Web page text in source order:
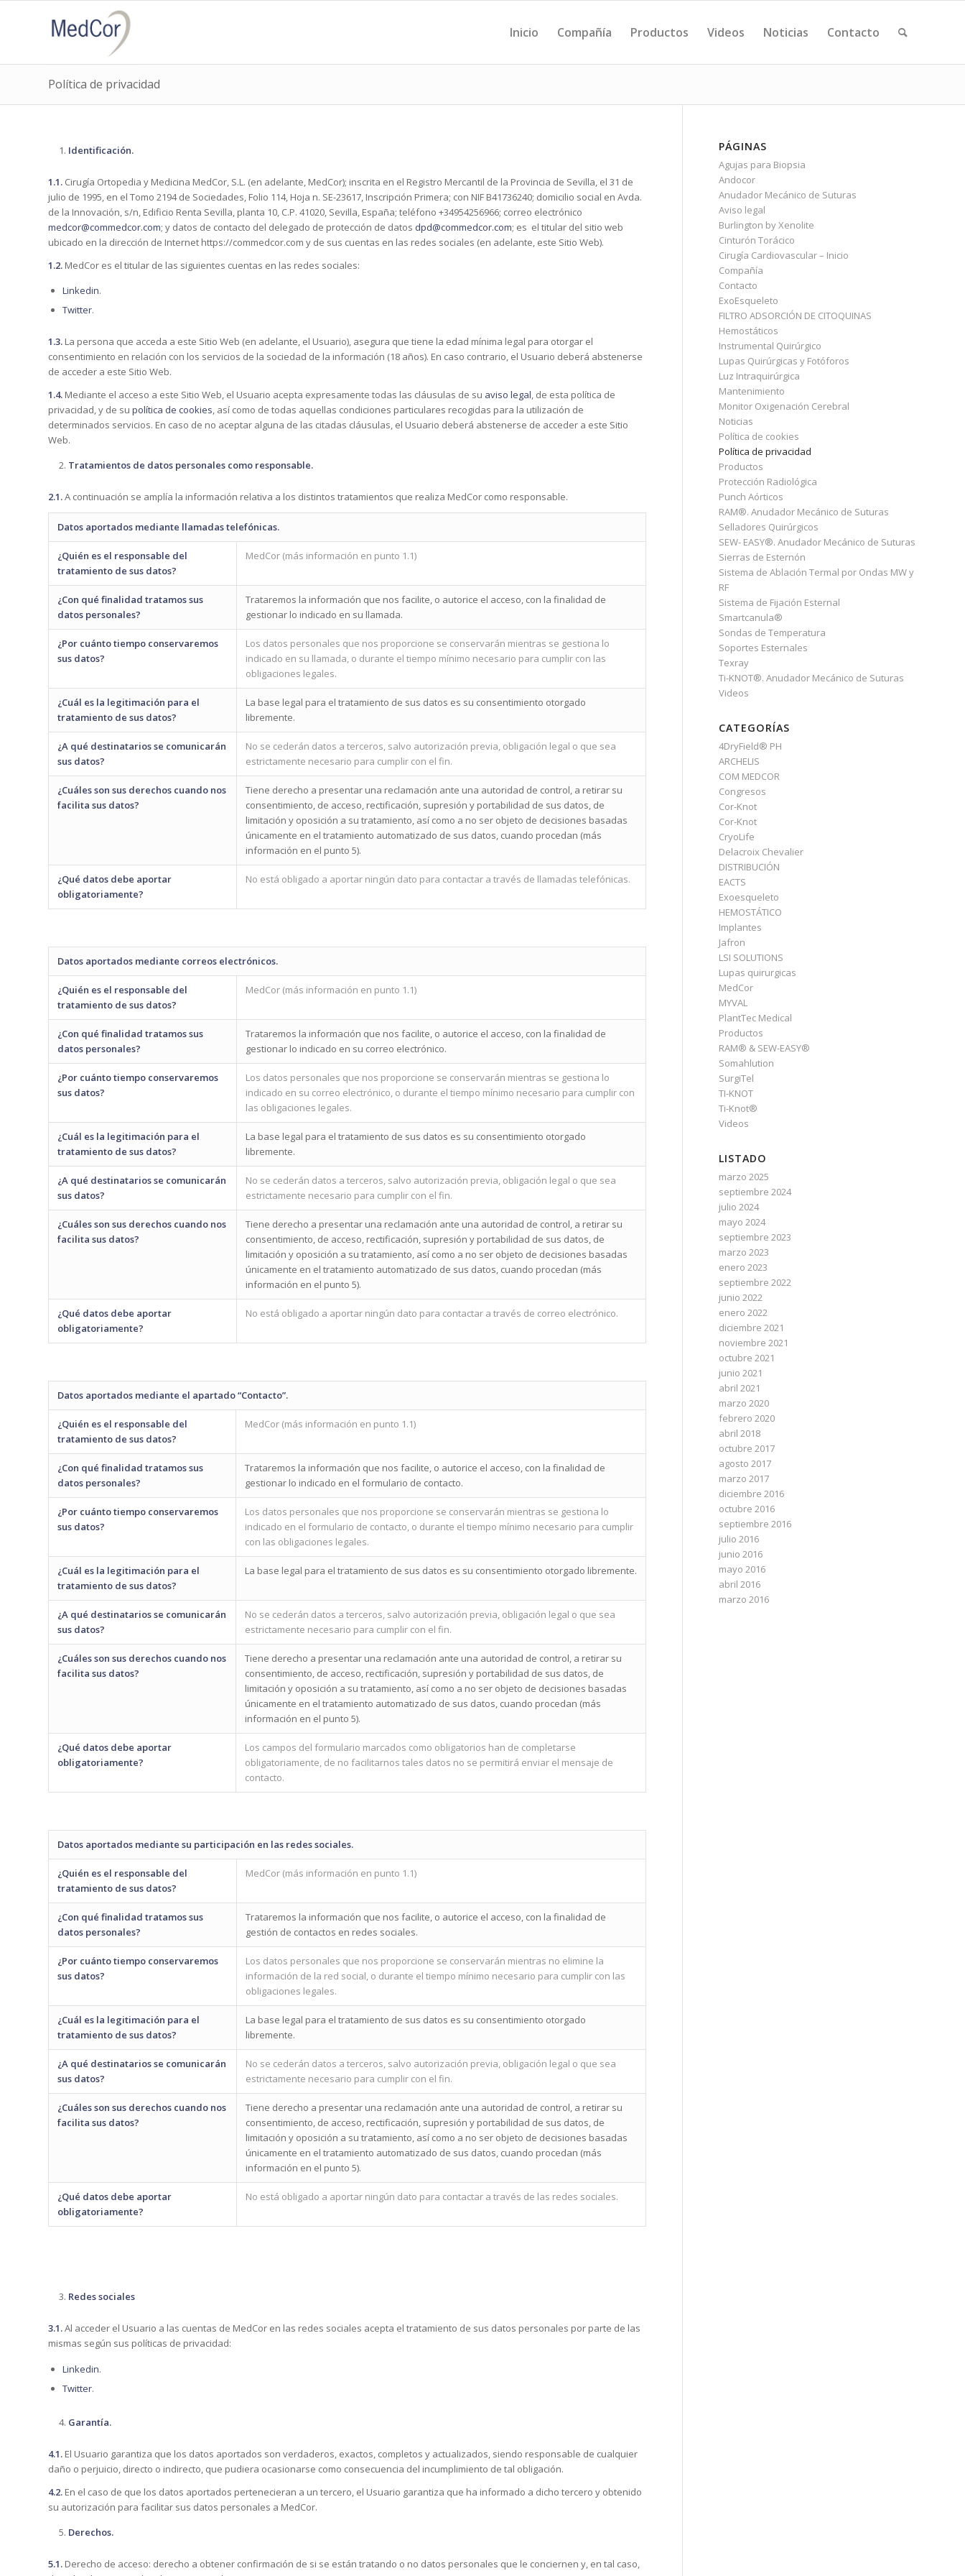
Inicio Compañía Productos Videos Noticias Contacto
Política de privacidad
Identificación.
1.1. Cirugía Ortopedia y Medicina MedCor, S.L. (en adelante, MedCor); inscrita en el Registro Mercantil de la Provincia de Sevilla, el 31 de
julio de 1995, en el Tomo 2194 de Sociedades, Folio 114, Hoja n. SE-23617, Inscripción Primera; con NIF B41736240; domicilio social en Avda.
de la Innovación, s/n, Edificio Renta Sevilla, planta 10, C.P. 41020, Sevilla, España; teléfono +34954256966; correo electrónico
medcor@commedcor.com; y datos de contacto del delegado de protección de datos dpd@commedcor.com; es el titular del sitio web
ubicado en la dirección de Internet https://commedcor.com y de sus cuentas en las redes sociales (en adelante, este Sitio Web).
1.2. MedCor es el titular de las siguientes cuentas en las redes sociales:
Linkedin.
Twitter.
1.3. La persona que acceda a este Sitio Web (en adelante, el Usuario), asegura que tiene la edad mínima legal para otorgar el
consentimiento en relación con los servicios de la sociedad de la información (18 años). En caso contrario, el Usuario deberá abstenerse
de acceder a este Sitio Web.
1.4. Mediante el acceso a este Sitio Web, el Usuario acepta expresamente todas las cláusulas de su aviso legal, de esta política de
privacidad, y de su política de cookies, así como de todas aquellas condiciones particulares recogidas para la utilización de
determinados servicios. En caso de no aceptar alguna de las citadas cláusulas, el Usuario deberá abstenerse de acceder a este Sitio
Web.
Tratamientos de datos personales como responsable.
2.1.A continuación se amplía la información relativa a los distintos tratamientos que realiza MedCor como responsable.
Datos aportados mediante llamadas telefónicas.
¿Quién es el responsable del
tratamiento de sus datos?
MedCor (más información en punto 1.1)
¿Con qué finalidad tratamos sus
datos personales?
Trataremos la información que nos facilite, o autorice el acceso, con la finalidad de
gestionar lo indicado en su llamada.
¿Por cuánto tiempo conservaremos
sus datos?
Los datos personales que nos proporcione se conservarán mientras se gestiona lo
indicado en su llamada, o durante el tiempo mínimo necesario para cumplir con las
obligaciones legales.
¿Cuál es la legitimación para el
tratamiento de sus datos?
La base legal para el tratamiento de sus datos es su consentimiento otorgado
libremente.
¿A qué destinatarios se comunicarán
sus datos?
No se cederán datos a terceros, salvo autorización previa, obligación legal o que sea
estrictamente necesario para cumplir con el fin.
¿Cuáles son sus derechos cuando nos
facilita sus datos?
Tiene derecho a presentar una reclamación ante una autoridad de control, a retirar su
consentimiento, de acceso, rectificación, supresión y portabilidad de sus datos, de
limitación y oposición a su tratamiento, así como a no ser objeto de decisiones basadas
únicamente en el tratamiento automatizado de sus datos, cuando procedan (más
información en el punto 5).
¿Qué datos debe aportar
obligatoriamente?
No está obligado a aportar ningún dato para contactar a través de llamadas telefónicas.
Datos aportados mediante correos electrónicos.
¿Quién es el responsable del
tratamiento de sus datos?
MedCor (más información en punto 1.1)
¿Con qué finalidad tratamos sus
datos personales?
Trataremos la información que nos facilite, o autorice el acceso, con la finalidad de
gestionar lo indicado en su correo electrónico.
¿Por cuánto tiempo conservaremos
sus datos?
Los datos personales que nos proporcione se conservarán mientras se gestiona lo
indicado en su correo electrónico, o durante el tiempo mínimo necesario para cumplir con
las obligaciones legales.
¿Cuál es la legitimación para el
tratamiento de sus datos?
La base legal para el tratamiento de sus datos es su consentimiento otorgado
libremente.
¿A qué destinatarios se comunicarán
sus datos?
No se cederán datos a terceros, salvo autorización previa, obligación legal o que sea
estrictamente necesario para cumplir con el fin.
¿Cuáles son sus derechos cuando nos
facilita sus datos?
Tiene derecho a presentar una reclamación ante una autoridad de control, a retirar su
consentimiento, de acceso, rectificación, supresión y portabilidad de sus datos, de
limitación y oposición a su tratamiento, así como a no ser objeto de decisiones basadas
únicamente en el tratamiento automatizado de sus datos, cuando procedan (más
información en el punto 5).
¿Qué datos debe aportar
obligatoriamente?
No está obligado a aportar ningún dato para contactar a través de correo electrónico.
Datos aportados mediante el apartado “Contacto”.
¿Quién es el responsable del
tratamiento de sus datos?
MedCor (más información en punto 1.1)
¿Con qué finalidad tratamos sus
datos personales?
Trataremos la información que nos facilite, o autorice el acceso, con la finalidad de
gestionar lo indicado en el formulario de contacto.
¿Por cuánto tiempo conservaremos
sus datos?
Los datos personales que nos proporcione se conservarán mientras se gestiona lo
indicado en el formulario de contacto, o durante el tiempo mínimo necesario para cumplir
con las obligaciones legales.
¿Cuál es la legitimación para el
tratamiento de sus datos?
La base legal para el tratamiento de sus datos es su consentimiento otorgado libremente.
¿A qué destinatarios se comunicarán
sus datos?
No se cederán datos a terceros, salvo autorización previa, obligación legal o que sea
estrictamente necesario para cumplir con el fin.
¿Cuáles son sus derechos cuando nos
facilita sus datos?
Tiene derecho a presentar una reclamación ante una autoridad de control, a retirar su
consentimiento, de acceso, rectificación, supresión y portabilidad de sus datos, de
limitación y oposición a su tratamiento, así como a no ser objeto de decisiones basadas
únicamente en el tratamiento automatizado de sus datos, cuando procedan (más
información en el punto 5).
¿Qué datos debe aportar
obligatoriamente?
Los campos del formulario marcados como obligatorios han de completarse
obligatoriamente, de no facilitarnos tales datos no se permitirá enviar el mensaje de
contacto.
Datos aportados mediante su participación en las redes sociales.
¿Quién es el responsable del
tratamiento de sus datos?
MedCor (más información en punto 1.1)
¿Con qué finalidad tratamos sus
datos personales?
Trataremos la información que nos facilite, o autorice el acceso, con la finalidad de
gestión de contactos en redes sociales.
¿Por cuánto tiempo conservaremos
sus datos?
Los datos personales que nos proporcione se conservarán mientras no elimine la
información de la red social, o durante el tiempo mínimo necesario para cumplir con las
obligaciones legales.
¿Cuál es la legitimación para el
tratamiento de sus datos?
La base legal para el tratamiento de sus datos es su consentimiento otorgado
libremente.
¿A qué destinatarios se comunicarán
sus datos?
No se cederán datos a terceros, salvo autorización previa, obligación legal o que sea
estrictamente necesario para cumplir con el fin.
¿Cuáles son sus derechos cuando nos
facilita sus datos?
Tiene derecho a presentar una reclamación ante una autoridad de control, a retirar su
consentimiento, de acceso, rectificación, supresión y portabilidad de sus datos, de
limitación y oposición a su tratamiento, así como a no ser objeto de decisiones basadas
únicamente en el tratamiento automatizado de sus datos, cuando procedan (más
información en el punto 5).
¿Qué datos debe aportar
obligatoriamente?
No está obligado a aportar ningún dato para contactar a través de las redes sociales.
Redes sociales
3.1.Al acceder el Usuario a las cuentas de MedCor en las redes sociales acepta el tratamiento de sus datos personales por parte de las
mismas según sus políticas de privacidad:
Linkedin.
Twitter.
Garantía.
4.1. El Usuario garantiza que los datos aportados son verdaderos, exactos, completos y actualizados, siendo responsable de cualquier
daño o perjuicio, directo o indirecto, que pudiera ocasionarse como consecuencia del incumplimiento de tal obligación.
4.2. En el caso de que los datos aportados pertenecieran a un tercero, el Usuario garantiza que ha informado a dicho tercero y obtenido
su autorización para facilitar sus datos personales a MedCor.
Derechos.
5.1. Derecho de acceso: derecho a obtener confirmación de si se están tratando o no datos personales que le conciernen y, en tal caso,
PÁGINAS
Agujas para Biopsia
Andocor
Anudador Mecánico de Suturas
Aviso legal
Burlington by Xenolite
Cinturón Torácico
Cirugía Cardiovascular – Inicio
Compañía
Contacto
ExoEsqueleto
FILTRO ADSORCIÓN DE CITOQUINAS
Hemostáticos
Instrumental Quirúrgico
Lupas Quirúrgicas y Fotóforos
Luz Intraquirúrgica
Mantenimiento
Monitor Oxigenación Cerebral
Noticias
Política de cookies
Política de privacidad
Productos
Protección Radiológica
Punch Aórticos
RAM®. Anudador Mecánico de Suturas
Selladores Quirúrgicos
SEW- EASY®. Anudador Mecánico de Suturas
Sierras de Esternón
Sistema de Ablación Termal por Ondas MW y
RF
Sistema de Fijación Esternal
Smartcanula®
Sondas de Temperatura
Soportes Esternales
Texray
Ti-KNOT®. Anudador Mecánico de Suturas
Videos
CATEGORÍAS
4DryField® PH
ARCHELIS
COM MEDCOR
Congresos
Cor-Knot
Cor-Knot
CryoLife
Delacroix Chevalier
DISTRIBUCIÓN
EACTS
Exoesqueleto
HEMOSTÁTICO
Implantes
Jafron
LSI SOLUTIONS
Lupas quirurgicas
MedCor
MYVAL
PlantTec Medical
Productos
RAM® & SEW-EASY®
Somahlution
SurgiTel
TI-KNOT
Ti-Knot®
Videos
LISTADO
marzo 2025
septiembre 2024
julio 2024
mayo 2024
septiembre 2023
marzo 2023
enero 2023
septiembre 2022
junio 2022
enero 2022
diciembre 2021
noviembre 2021
octubre 2021
junio 2021
abril 2021
marzo 2020
febrero 2020
abril 2018
octubre 2017
agosto 2017
marzo 2017
diciembre 2016
octubre 2016
septiembre 2016
julio 2016
junio 2016
mayo 2016
abril 2016
marzo 2016